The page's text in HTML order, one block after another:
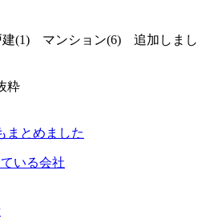
(1) マンション(6) 追加しまし
粋
まとめました
いる会社